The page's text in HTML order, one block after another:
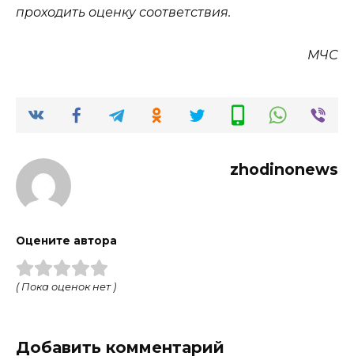
проходить оценку соответствия.
МЧС
zhodinonews
Оцените автора
( Пока оценок нет )
Добавить комментарий